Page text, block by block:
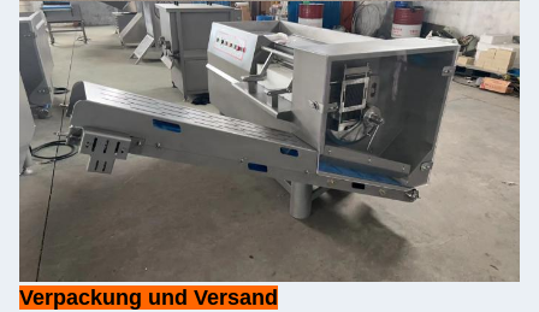
Verpackung und Versand